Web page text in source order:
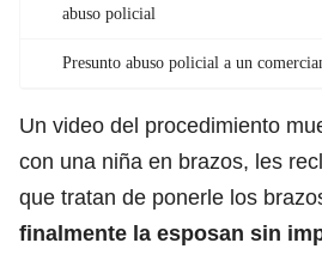
abuso policial
Presunto abuso policial a un
Un video del procedimiento
con una niña en brazos, les
que tratan de ponerle los
finalmente la esposan sin